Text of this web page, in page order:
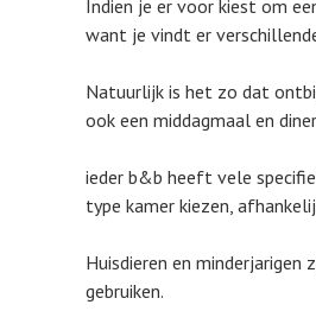
Indien je er voor kiest om
want je vindt er
Natuurlijk is het zo dat
ook een middagmaal en
ieder b&b heeft vele
type kamer kiezen,
Huisdieren en
gebruiken.